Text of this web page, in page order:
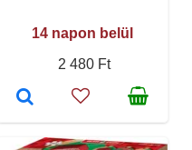
14 napon belül
2 480 Ft